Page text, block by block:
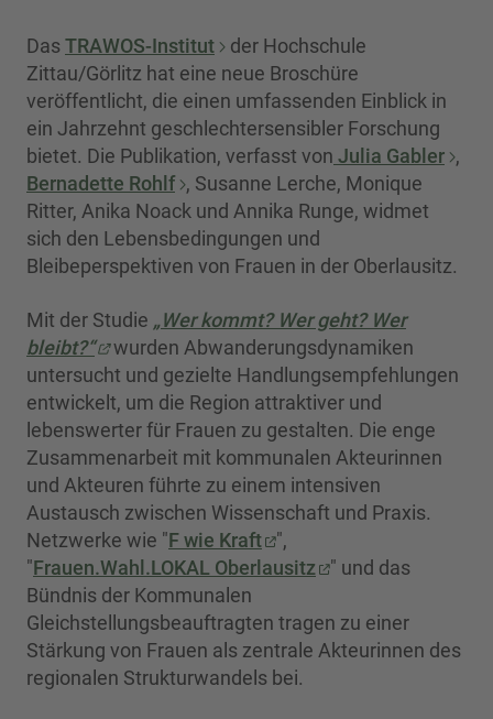
Das TRAWOS-Institut
der Hochschule
Zittau/Görlitz hat eine neue Broschüre
veröffentlicht, die einen umfassenden Einblick in
ein Jahrzehnt geschlechtersensibler Forschung
bietet. Die Publikation, verfasst von Julia Gabler ,
Bernadette Rohlf , Susanne Lerche, Monique
Ritter, Anika Noack und Annika Runge, widmet
sich den Lebensbedingungen und
Bleibeperspektiven von Frauen in der Oberlausitz.
Mit der Studie „Wer kommt? Wer geht? Wer
bleibt?“
wurden Abwanderungsdynamiken
untersucht und gezielte Handlungsempfehlungen
entwickelt, um die Region attraktiver und
lebenswerter für Frauen zu gestalten. Die enge
Zusammenarbeit mit kommunalen Akteurinnen
und Akteuren führte zu einem intensiven
Austausch zwischen Wissenschaft und Praxis.
Netzwerke wie "F wie Kraft
",
"Frauen.Wahl.LOKAL Oberlausitz
" und das
Bündnis der Kommunalen
Gleichstellungsbeauftragten tragen zu einer
Stärkung von Frauen als zentrale Akteurinnen des
regionalen Strukturwandels bei.